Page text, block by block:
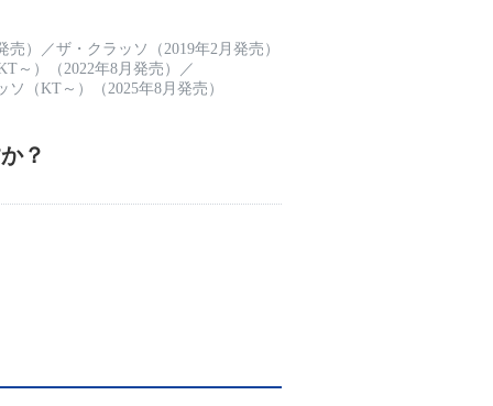
売） ／ザ・クラッソ（2019年2月発売）
～）（2022年8月発売）
／
ソ（KT～）（2025年8月発売）
？